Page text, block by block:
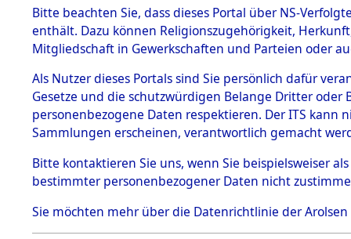
BESTÄNDE
1.
mente
5. Verschiedenes
5.3
Todesmärsche
5.3.1 Alliierte
Erhebungen
zu
Todesmärsch
en
5.3.2
Bitte beachten Sie, dass dieses Portal über NS-
enthält. Dazu können Religionszugehörigkeit,
Mitgliedschaft in Gewerkschaften und Parteien oder
Als Nutzer dieses Portals sind Sie persönlich dafür
Gesetze und die schutzwürdigen Belange Dritter
personenbezogene Daten respektieren. Der ITS
Sammlungen erscheinen, verantwortlich gemacht
Bitte kontaktieren Sie uns, wenn Sie beispielsweiser
bestimmter personenbezogener Daten nicht
Sie möchten mehr über die Datenrichtlinie der Arolsen